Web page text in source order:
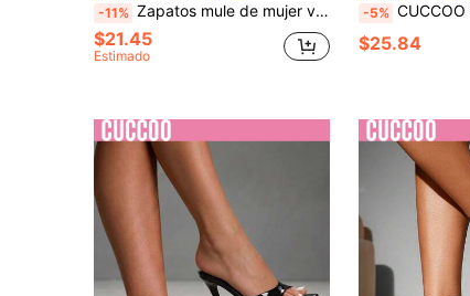
-11% Zapatos mule de mujer verano 2026, sandalias slip-on de tacón alto con punta fina, elegantes chanclas de exterior con correa, tacones de aguja
$21.45
Estimado
-5% CUCCOO SZL Zapatos de mujer para primavera y verano, fiesta nocturna,
$25.84